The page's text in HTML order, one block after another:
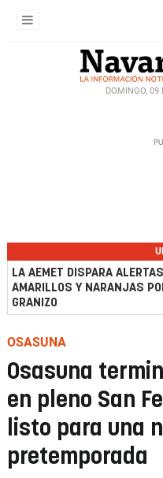
DOMINGO, 09
LA AEMET DISPARA
AMARILLOS Y NARANJAS
GRANIZO
OSASUNA
Osasuna
en pleno San
listo para una
pretemporada